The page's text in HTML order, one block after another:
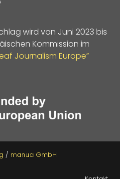
wird von Juni 2023 bis
Kommission im
Journalism Europe“
/ manua GmbH